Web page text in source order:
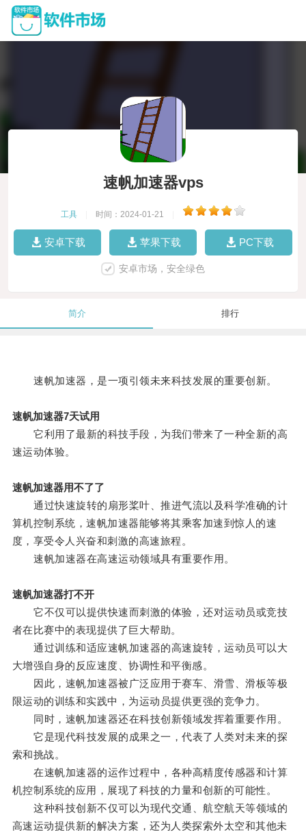
速帆加速器vps
工具 时间：2024-01-21
安卓下载 苹果下载 PC下载
安卓市场，安全绿色
简介 排行
速帆加速器，是一项引领未来科技发展的重要创新。
速帆加速器7天试用
它利用了最新的科技手段，为我们带来了一种全新的高
速运动体验。
速帆加速器用不了了
通过快速旋转的扇形桨叶、推进气流以及科学准确的计
算机控制系统，速帆加速器能够将其乘客加速到惊人的速
度，享受令人兴奋和刺激的高速旅程。
速帆加速器在高速运动领域具有重要作用。
速帆加速器打不开
它不仅可以提供快速而刺激的体验，还对运动员或竞技
者在比赛中的表现提供了巨大帮助。
通过训练和适应速帆加速器的高速旋转，运动员可以大
大增强自身的反应速度、协调性和平衡感。
因此，速帆加速器被广泛应用于赛车、滑雪、滑板等极
限运动的训练和实践中，为运动员提供更强的竞争力。
同时，速帆加速器还在科技创新领域发挥着重要作用。
它是现代科技发展的成果之一，代表了人类对未来的探
索和挑战。
在速帆加速器的运作过程中，各种高精度传感器和计算
机控制系统的应用，展现了科技的力量和创新的可能性。
这种科技创新不仅可以为现代交通、航空航天等领域的
高速运动提供新的解决方案，还为人类探索外太空和其他未